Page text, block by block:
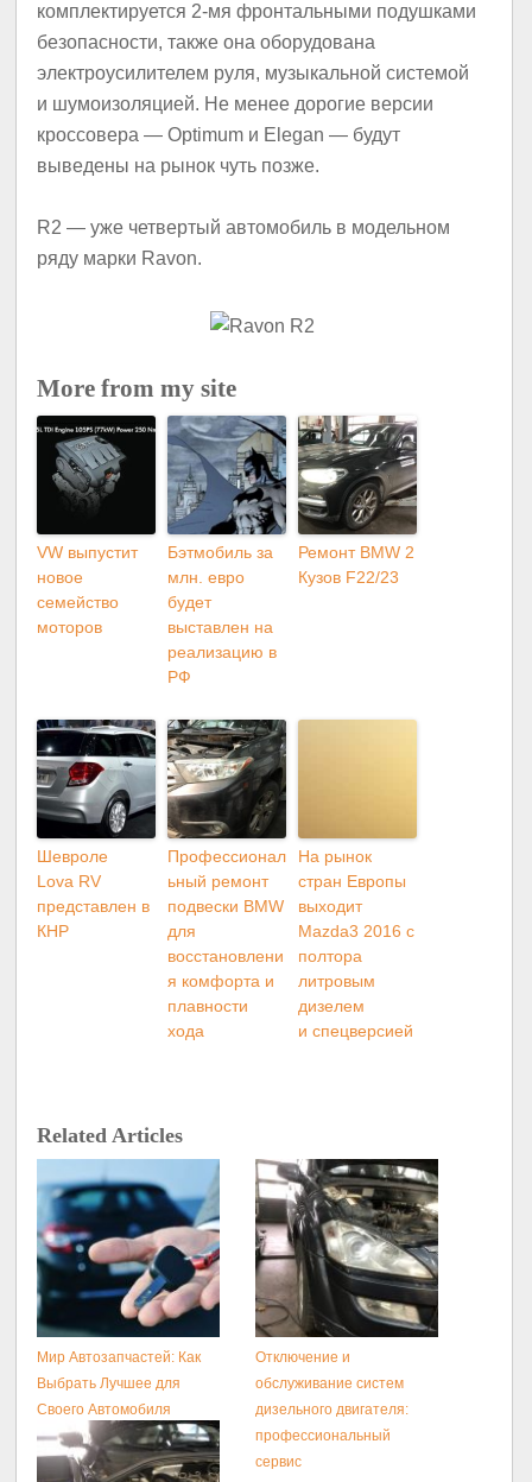
комплектируется 2-мя фронтальными подушками
безопасности, также она оборудована
электроусилителем руля, музыкальной системой
и шумоизоляцией. Не менее дорогие версии
кроссовера — Optimum и Elegan — будут
выведены на рынок чуть позже.
R2 — уже четвертый автомобиль в модельном
ряду марки Ravon.
More from my site
VW выпустит
новое
семейство
моторов
Бэтмобиль за
млн. евро
будет
выставлен на
реализацию в
РФ
Ремонт BMW 2
Кузов F22/23
Шевроле
Lova RV
представлен в
КНР
Профессионал
ьный ремонт
подвески BMW
для
восстановлени
я комфорта и
плавности
хода
На рынок
стран Европы
выходит
Mazda3 2016 с
полтора
литровым
дизелем
и спецверсией
Related Articles
Мир Автозапчастей: Как
Выбрать Лучшее для
Своего Автомобиля
Отключение и
обслуживание систем
дизельного двигателя:
профессиональный
сервис